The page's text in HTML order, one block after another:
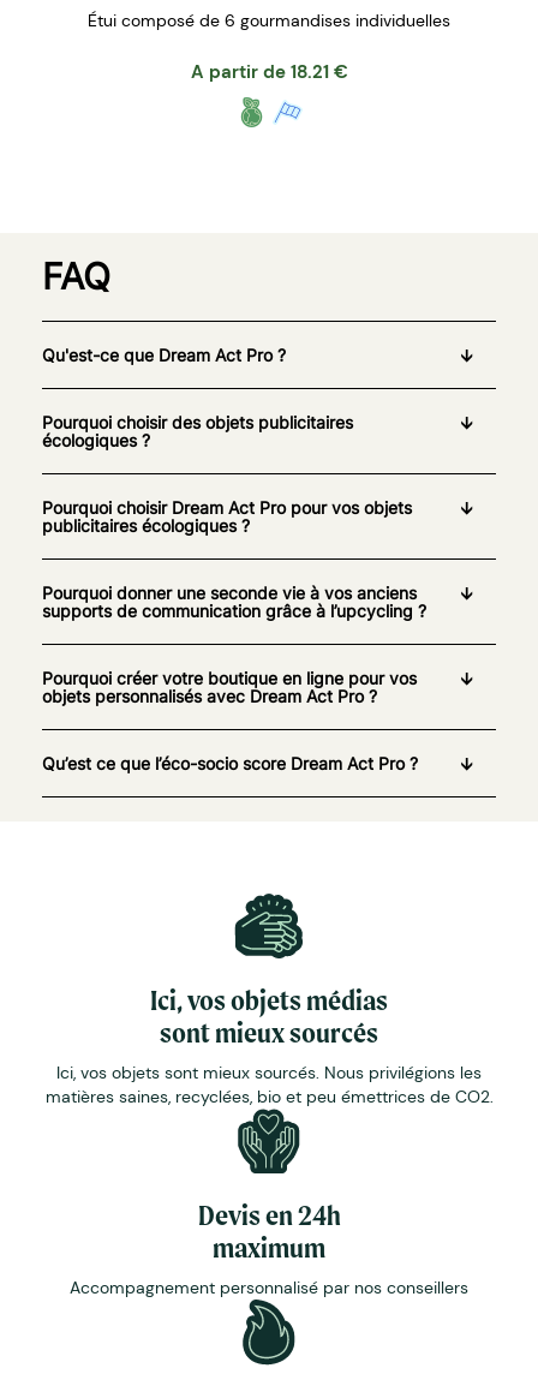
Étui composé de 6 gourmandises individuelles
A partir de 18.21 €
FAQ
Qu'est-ce que Dream Act Pro ?
Pourquoi choisir des objets publicitaires
écologiques ?
Pourquoi choisir Dream Act Pro pour vos objets
publicitaires écologiques ?
Pourquoi donner une seconde vie à vos anciens
supports de communication grâce à l’upcycling ?
Pourquoi créer votre boutique en ligne pour vos
objets personnalisés avec Dream Act Pro ?
Qu’est ce que l’éco-socio score Dream Act Pro ?
Ici, vos objets médias
sont mieux sourcés
Ici, vos objets sont mieux sourcés. Nous privilégions les
matières saines, recyclées, bio et peu émettrices de CO2.
Devis en 24h
maximum
Accompagnement personnalisé par nos conseillers